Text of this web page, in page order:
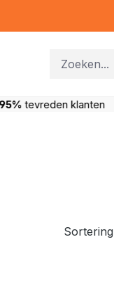
Gratis levering
Sortering